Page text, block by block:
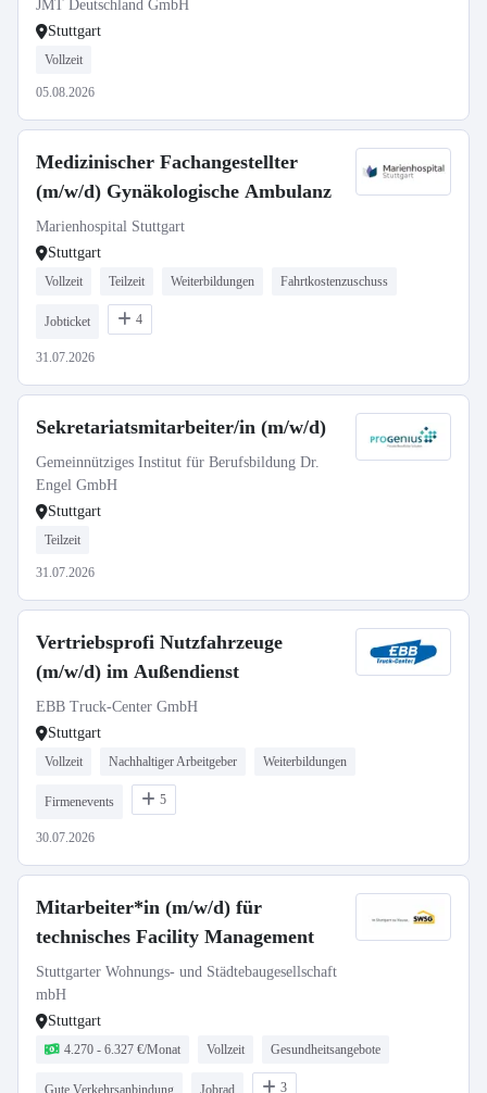
JMT Deutschland GmbH
Stuttgart
Vollzeit
05.08.2026
Medizinischer Fachangestellter
(m/w/d) Gynäkologische Ambulanz
Marienhospital Stuttgart
Stuttgart
Vollzeit Teilzeit Weiterbildungen Fahrtkostenzuschuss
Jobticket 4
31.07.2026
Sekretariatsmitarbeiter/in (m/w/d)
Gemeinnütziges Institut für Berufsbildung Dr.
Engel GmbH
Stuttgart
Teilzeit
31.07.2026
Vertriebsprofi Nutzfahrzeuge
(m/w/d) im Außendienst
EBB Truck-Center GmbH
Stuttgart
Vollzeit Nachhaltiger Arbeitgeber Weiterbildungen
Firmenevents 5
30.07.2026
Mitarbeiter*in (m/w/d) für
technisches Facility Management
Stuttgarter Wohnungs- und Städtebaugesellschaft
mbH
Stuttgart
4.270 - 6.327 €/Monat Vollzeit Gesundheitsangebote
Gute Verkehrsanbindung Jobrad 3